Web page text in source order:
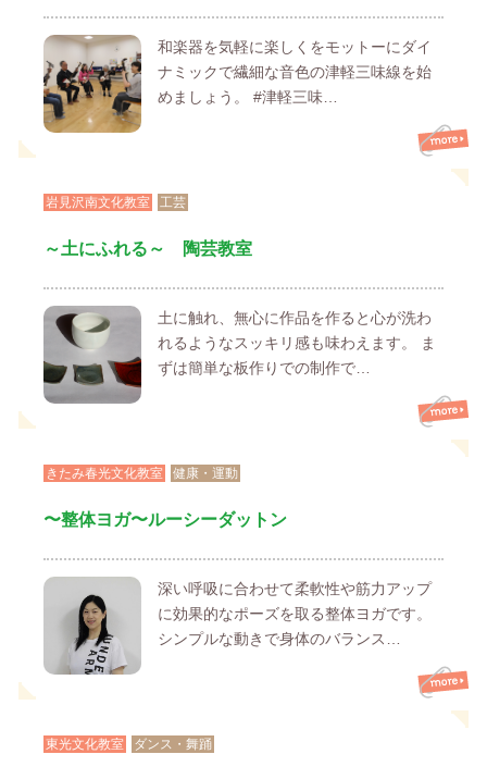
和楽器を気軽に楽しくをモットーにダイ
ナミックで繊細な音色の津軽三味線を始
めましょう。 #津軽三味…
岩見沢南文化教室 工芸
～土にふれる～ 陶芸教室
土に触れ、無心に作品を作ると心が洗わ
れるようなスッキリ感も味わえます。 ま
ずは簡単な板作りでの制作で…
きたみ春光文化教室 健康・運動
〜整体ヨガ〜ルーシーダットン
深い呼吸に合わせて柔軟性や筋力アップ
に効果的なポーズを取る整体ヨガです。
シンプルな動きで身体のバランス…
東光文化教室 ダンス・舞踊